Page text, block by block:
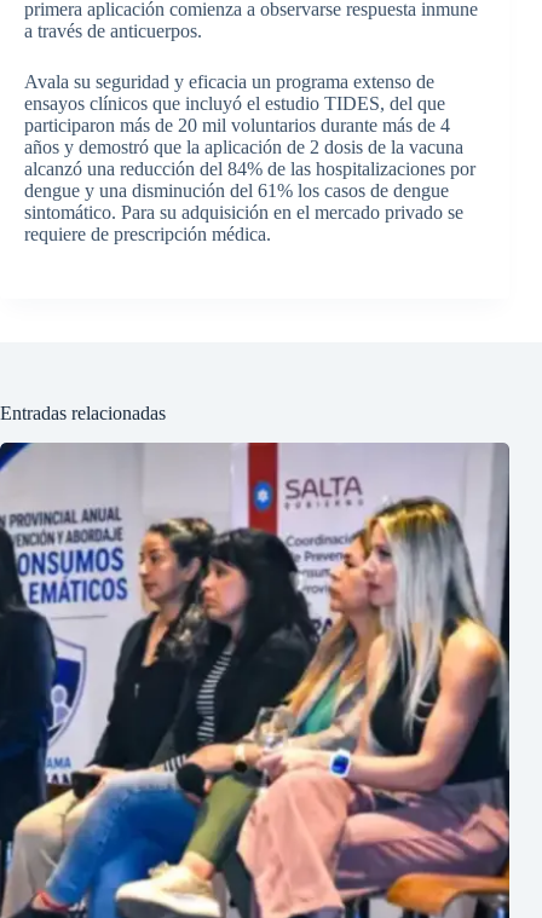
primera aplicación comienza a observarse respuesta inmune
a través de anticuerpos.
Avala su seguridad y eficacia un programa extenso de
ensayos clínicos que incluyó el estudio TIDES, del que
participaron más de 20 mil voluntarios durante más de 4
años y demostró que la aplicación de 2 dosis de la vacuna
alcanzó una reducción del 84% de las hospitalizaciones por
dengue y una disminución del 61% los casos de dengue
sintomático. Para su adquisición en el mercado privado se
requiere de prescripción médica.
Entradas relacionadas